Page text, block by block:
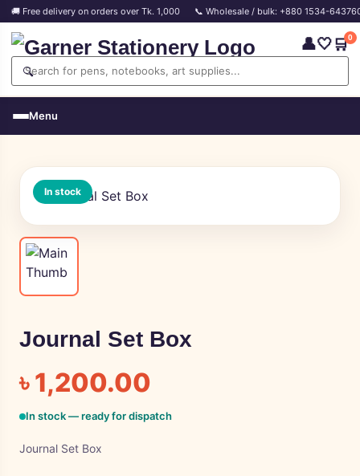
🚚 Free delivery on orders over Tk. 1,000 📞 Wholesale / bulk: +880 1534-
🔍
👤🤍🛒0
Menu
In stock
Journal Set Box
৳1,200.00
In stock — ready for dispatch
Journal Set Box